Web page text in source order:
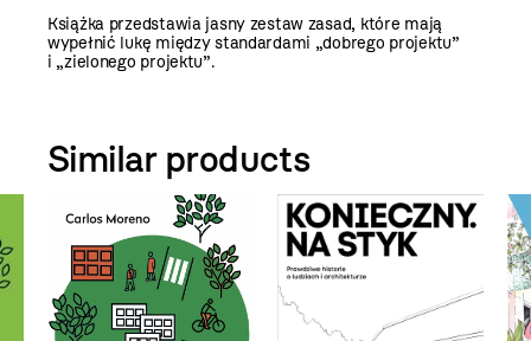
Książka przedstawia jasny zestaw zasad, które mają
wypełnić lukę między standardami „dobrego projektu”
i „zielonego projektu”.
Similar products